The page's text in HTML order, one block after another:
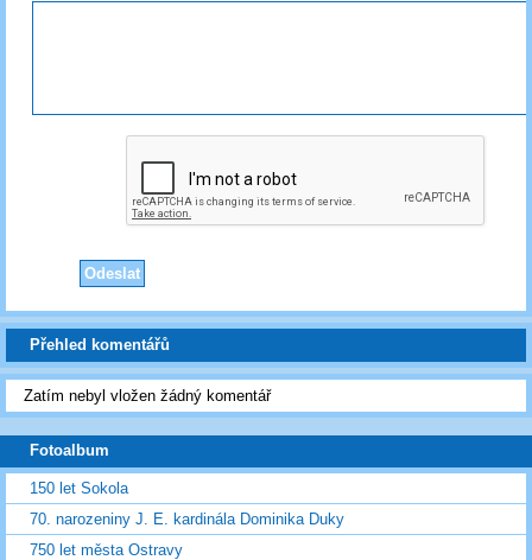
Přehled komentářů
Zatím nebyl vložen žádný komentář
Fotoalbum
150 let Sokola
70. narozeniny J. E. kardinála Dominika Duky
750 let města Ostravy